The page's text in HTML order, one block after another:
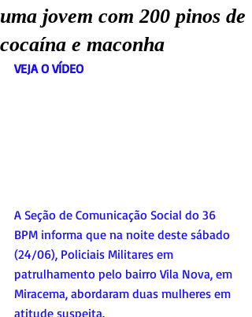
uma jovem com 200 pinos de
cocaína e maconha
VEJA O VÍDEO
A Seção de Comunicação Social do 36
BPM informa que na noite deste sábado
(24/06), Policiais Militares em
patrulhamento pelo bairro Vila Nova, em
Miracema, abordaram duas mulheres em
atitude suspeita.